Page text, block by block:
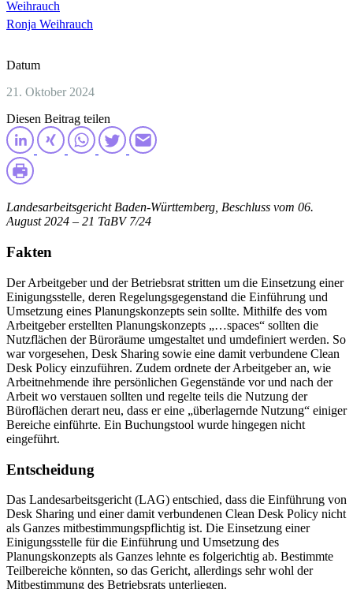
Ronja Weihrauch
Datum
21. Oktober 2024
Diesen Beitrag teilen
Landesarbeitsgericht Baden-Württemberg, Beschluss vom 06.
August 2024 – 21 TaBV 7/24
Fakten
Der Arbeitgeber und der Betriebsrat stritten um die Einsetzung einer
Einigungsstelle, deren Regelungsgegenstand die Einführung und
Umsetzung eines Planungskonzepts sein sollte. Mithilfe des vom
Arbeitgeber erstellten Planungskonzepts „…spaces“ sollten die
Nutzflächen der Büroräume umgestaltet und umdefiniert werden. So
war vorgesehen, Desk Sharing sowie eine damit verbundene Clean
Desk Policy einzuführen. Zudem ordnete der Arbeitgeber an, wie
Arbeitnehmende ihre persönlichen Gegenstände vor und nach der
Arbeit wo verstauen sollten und regelte teils die Nutzung der
Büroflächen derart neu, dass er eine „überlagernde Nutzung“ einiger
Bereiche einführte. Ein Buchungstool wurde hingegen nicht
eingeführt.
Entscheidung
Das Landesarbeitsgericht (LAG) entschied, dass die Einführung von
Desk Sharing und einer damit verbundenen Clean Desk Policy nicht
als Ganzes mitbestimmungspflichtig ist. Die Einsetzung einer
Einigungsstelle für die Einführung und Umsetzung des
Planungskonzepts als Ganzes lehnte es folgerichtig ab. Bestimmte
Teilbereiche könnten, so das Gericht, allerdings sehr wohl der
Mitbestimmung des Betriebsrats unterliegen.